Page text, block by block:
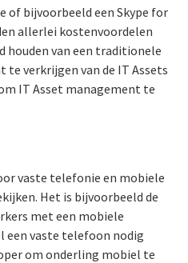
of bijvoorbeeld een Skype for
allerlei kostenvoordelen
houden van een traditionele
verkrijgen van de IT Assets
IT Asset management te
vaste telefonie en mobiele
Het is bijvoorbeeld de
met een mobiele
een vaste telefoon nodig
om onderling mobiel te